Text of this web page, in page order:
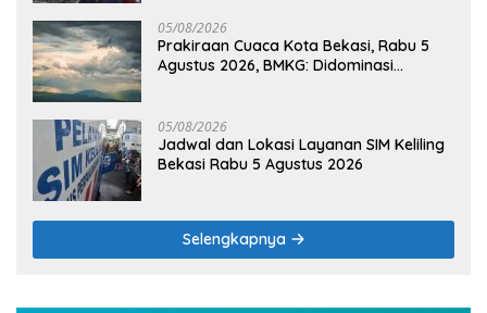
05/08/2026
Prakiraan Cuaca Kota Bekasi, Rabu 5
Agustus 2026, BMKG: Didominasi
05/08/2026
Jadwal dan Lokasi Layanan SIM Keliling
Bekasi Rabu 5 Agustus 2026
Selengkapnya